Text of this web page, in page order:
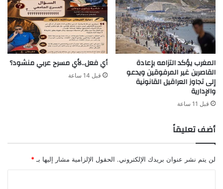
المغرب يؤكد التزامه بإعادة
القاصرين غير المرفوقين ويدعو
إلى تجاوز العراقيل القانونية
والإدارية
قبل 11 ساعة
أي فعل..لأي مسرح عربي منشود؟
قبل 14 ساعة
أضف تعليقاً
لن يتم نشر عنوان بريدك الإلكتروني. الحقول الإلزامية مشار إليها بـ*